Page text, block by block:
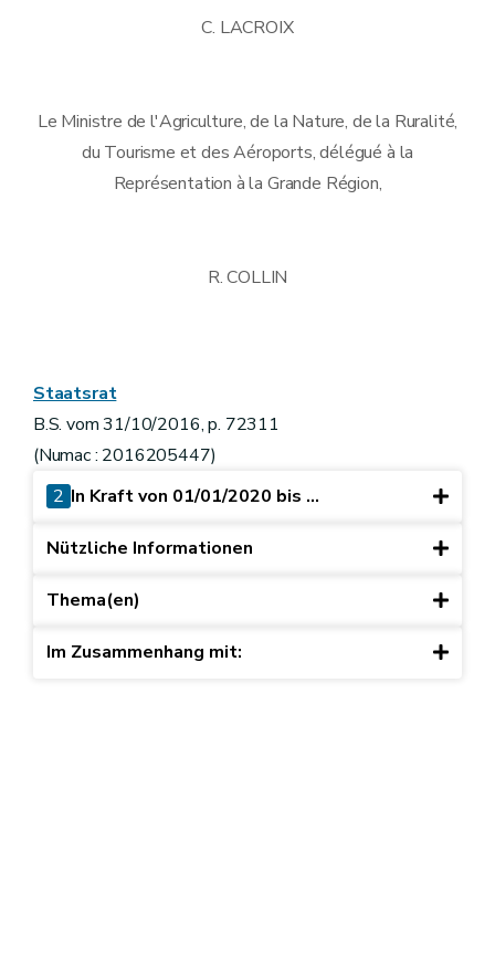
C. LACROIX
Le Ministre de l'Agriculture, de la Nature, de la Ruralité,
du Tourisme et des Aéroports, délégué à la
Représentation à la Grande Région,
R. COLLIN
Staatsrat
B.S. vom 31/10/2016, p. 72311
(Numac : 2016205447)
2 In Kraft von 01/01/2020 bis ...
Nützliche Informationen
Thema(en)
Im Zusammenhang mit: